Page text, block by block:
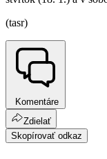
(tasr)
Komentáre
Zdielať
Skopírovať odkaz